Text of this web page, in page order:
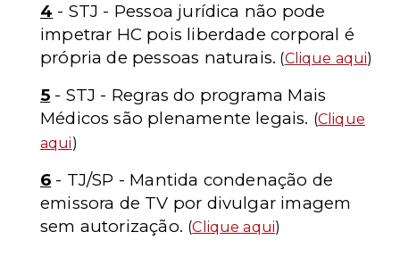
4 - STJ - Pessoa jurídica não pode
impetrar HC pois liberdade corporal é
própria de pessoas naturais. (Clique aqui)
5 - STJ - Regras do programa Mais
Médicos são plenamente legais. (Clique
aqui)
6 - TJ/SP - Mantida condenação de
emissora de TV por divulgar imagem
sem autorização. (Clique aqui)